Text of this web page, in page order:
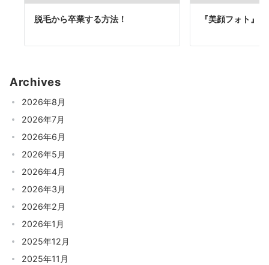
脱毛から卒業する方法！ 『美顔フォト』
Archives
2026年8月
2026年7月
2026年6月
2026年5月
2026年4月
2026年3月
2026年2月
2026年1月
2025年12月
2025年11月